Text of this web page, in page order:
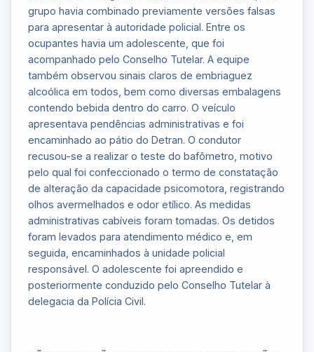
grupo havia combinado previamente versões falsas
para apresentar à autoridade policial. Entre os
ocupantes havia um adolescente, que foi
acompanhado pelo Conselho Tutelar. A equipe
também observou sinais claros de embriaguez
alcoólica em todos, bem como diversas embalagens
contendo bebida dentro do carro. O veículo
apresentava pendências administrativas e foi
encaminhado ao pátio do Detran. O condutor
recusou-se a realizar o teste do bafômetro, motivo
pelo qual foi confeccionado o termo de constatação
de alteração da capacidade psicomotora, registrando
olhos avermelhados e odor etílico. As medidas
administrativas cabíveis foram tomadas. Os detidos
foram levados para atendimento médico e, em
seguida, encaminhados à unidade policial
responsável. O adolescente foi apreendido e
posteriormente conduzido pelo Conselho Tutelar à
delegacia da Polícia Civil.